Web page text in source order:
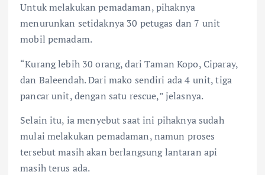
Untuk melakukan pemadaman, pihaknya
menurunkan setidaknya 30 petugas dan 7 unit
mobil pemadam.
“Kurang lebih 30 orang, dari Taman Kopo, Ciparay,
dan Baleendah. Dari mako sendiri ada 4 unit, tiga
pancar unit, dengan satu rescue,” jelasnya.
Selain itu, ia menyebut saat ini pihaknya sudah
mulai melakukan pemadaman, namun proses
tersebut masih akan berlangsung lantaran api
masih terus ada.